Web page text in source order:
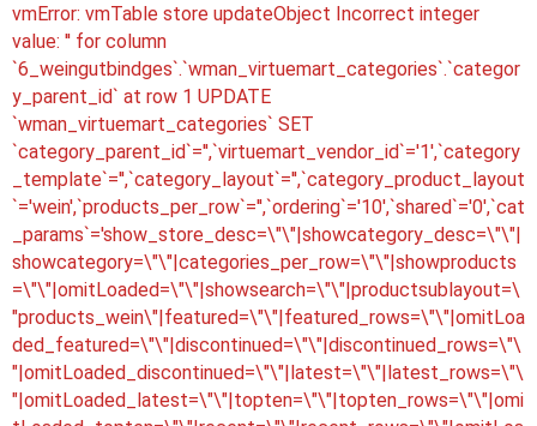
vmError: vmTable store updateObject Incorrect integer
value: '' for column
`6_weingutbindges`.`wman_virtuemart_categories`.`categor
y_parent_id` at row 1 UPDATE
`wman_virtuemart_categories` SET
`category_parent_id`='',`virtuemart_vendor_id`='1',`category
_template`='',`category_layout`='',`category_product_layout
`='wein',`products_per_row`='',`ordering`='10',`shared`='0',`cat
_params`='show_store_desc=\"\"|showcategory_desc=\"\"|
showcategory=\"\"|categories_per_row=\"\"|showproducts
=\"\"|omitLoaded=\"\"|showsearch=\"\"|productsublayout=\
"products_wein\"|featured=\"\"|featured_rows=\"\"|omitLoa
ded_featured=\"\"|discontinued=\"\"|discontinued_rows=\"\
"|omitLoaded_discontinued=\"\"|latest=\"\"|latest_rows=\"\
"|omitLoaded_latest=\"\"|topten=\"\"|topten_rows=\"\"|omi